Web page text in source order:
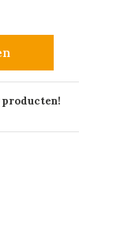
producten!